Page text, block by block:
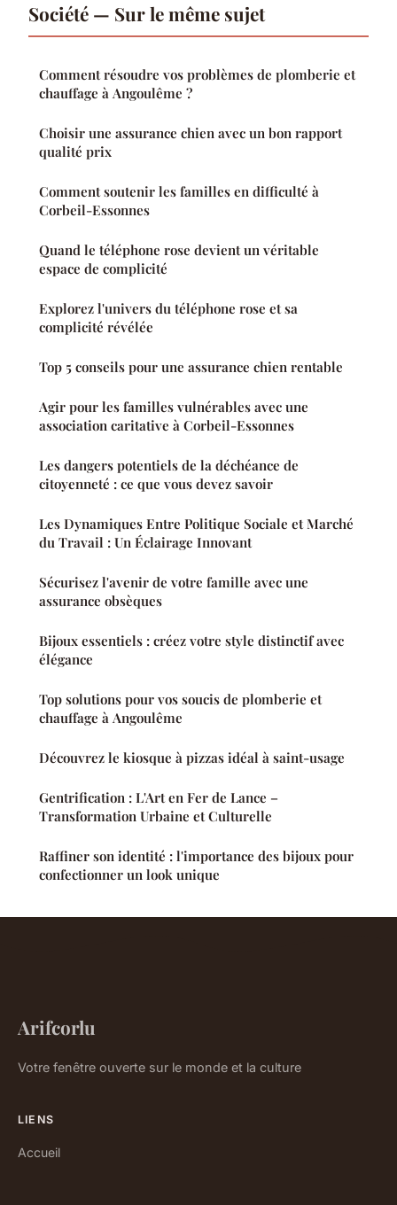
Société — Sur le même sujet
Comment résoudre vos problèmes de plomberie et
chauffage à Angoulême ?
Choisir une assurance chien avec un bon rapport
qualité prix
Comment soutenir les familles en difficulté à
Corbeil-Essonnes
Quand le téléphone rose devient un véritable
espace de complicité
Explorez l'univers du téléphone rose et sa
complicité révélée
Top 5 conseils pour une assurance chien rentable
Agir pour les familles vulnérables avec une
association caritative à Corbeil-Essonnes
Les dangers potentiels de la déchéance de
citoyenneté : ce que vous devez savoir
Les Dynamiques Entre Politique Sociale et Marché
du Travail : Un Éclairage Innovant
Sécurisez l'avenir de votre famille avec une
assurance obsèques
Bijoux essentiels : créez votre style distinctif avec
élégance
Top solutions pour vos soucis de plomberie et
chauffage à Angoulême
Découvrez le kiosque à pizzas idéal à saint-usage
Gentrification : L'Art en Fer de Lance –
Transformation Urbaine et Culturelle
Raffiner son identité : l'importance des bijoux pour
confectionner un look unique
Arifcorlu
Votre fenêtre ouverte sur le monde et la culture
LIENS
Accueil